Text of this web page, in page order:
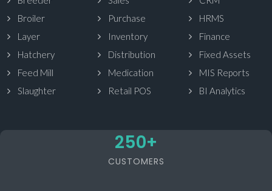
Broiler
Layer
Hatchery
Feed Mill
Slaughter
Purchase
Inventory
Distribution
Medication
Retail POS
HRMS
Finance
Fixed Assets
MIS Reports
BI Analytics
250+
CUSTOMERS